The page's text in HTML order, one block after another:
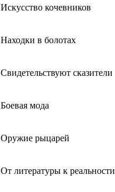
Искусство кочевников
Находки в болотах
Свидетельствуют сказители
Боевая мода
Оружие рыцарей
От литературы к реальности